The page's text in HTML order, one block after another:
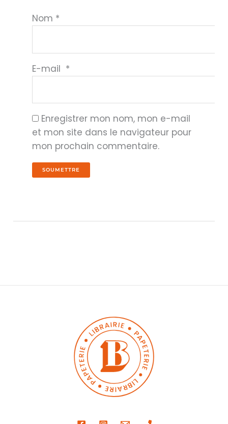
Nom *
E-mail *
Enregistrer mon nom, mon e-mail
et mon site dans le navigateur pour
mon prochain commentaire.